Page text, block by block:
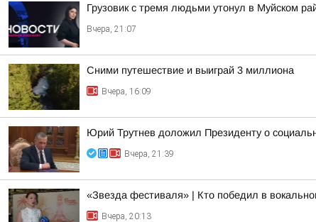
Грузовик с тремя людьми утонул в Муйском
Вчера, 21:07
Сними путешествие и выиграй 3 миллиона
Вчера, 16:09
Юрий Трутнев доложил Президенту о
Вчера, 21:39
«Звезда фестиваля» | Кто победил в
Вчера, 20:13